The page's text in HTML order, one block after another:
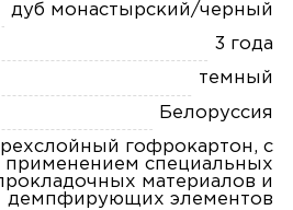
дуб монастырский/черный
3 года
темный
Белоруссия
гофрокартон, с
применением специальных
материалов и
демпфирующих элементов